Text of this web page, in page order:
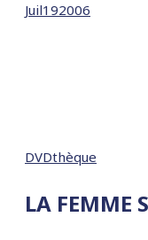
Juil192006
DVDthèque
LA FEMME